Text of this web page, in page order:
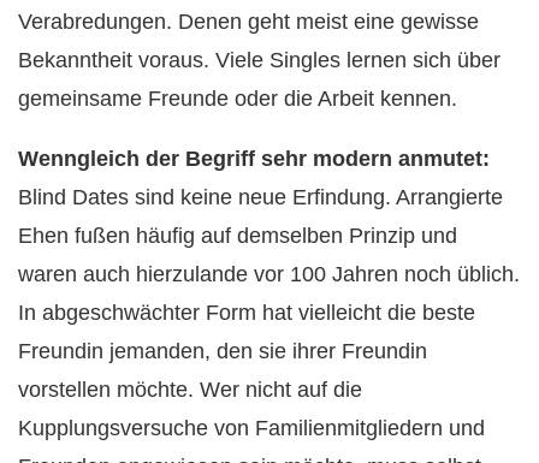
Verabredungen. Denen geht meist eine gewisse
Bekanntheit voraus. Viele Singles lernen sich über
gemeinsame Freunde oder die Arbeit kennen.
Wenngleich der Begriff sehr modern anmutet:
Blind Dates sind keine neue Erfindung. Arrangierte
Ehen fußen häufig auf demselben Prinzip und
waren auch hierzulande vor 100 Jahren noch üblich.
In abgeschwächter Form hat vielleicht die beste
Freundin jemanden, den sie ihrer Freundin
vorstellen möchte. Wer nicht auf die
Kupplungsversuche von Familienmitgliedern und